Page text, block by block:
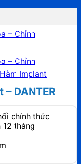
Implant
DANTER
chính thức
12 tháng